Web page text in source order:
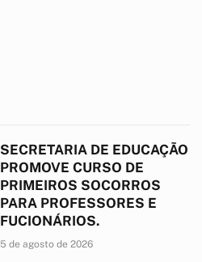
SECRETARIA DE EDUCAÇÃO
PROMOVE CURSO DE
PRIMEIROS SOCORROS
PARA PROFESSORES E
FUCIONÁRIOS.
5 de agosto de 2026